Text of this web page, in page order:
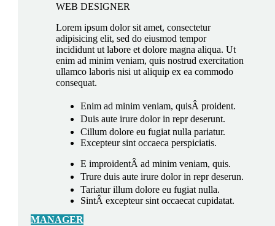
WEB DESIGNER
Lorem ipsum dolor sit amet, consectetur
adipisicing elit, sed do eiusmod tempor
incididunt ut labore et dolore magna aliqua. Ut
enim ad minim veniam, quis nostrud exercitation
ullamco laboris nisi ut aliquip ex ea commodo
consequat.
Enim ad minim veniam, quisÂ proident.
Duis aute irure dolor in repr deserunt.
Cillum dolore eu fugiat nulla pariatur.
Excepteur sint occaeca perspiciatis.
E improidentÂ ad minim veniam, quis.
Trure duis aute irure dolor in repr deserun.
Tariatur illum dolore eu fugiat nulla.
SintÂ excepteur sint occaecat cupidatat.
MANAGER